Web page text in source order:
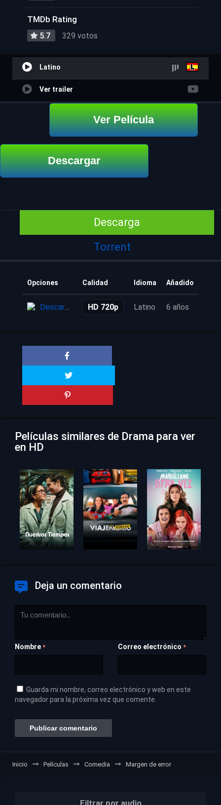
TMDb Rating
5.7 329 votos
Latino
Ver trailer
Ver Película
Descargar
Descarga
Torrent
Opciones Calidad Idioma Añadido
Descarga HD 720p Latino 6 años
Películas similares de Drama para ver
en HD
Deja un comentario
Nombre * Correo electrónico *
Guarda mi nombre, correo electrónico y web en este
navegador para la próxima vez que comente.
Inicio Películas Comedia Margen de error